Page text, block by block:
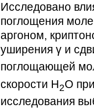
Исследовано
поглощения
аргоном,
уширения γ и
поглощающей
скорости Н2О
исследования